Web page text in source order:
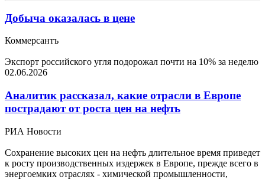
Добыча оказалась в цене
Коммерсантъ
Экспорт российского угля подорожал почти на 10% за неделю
02.06.2026
Аналитик рассказал, какие отрасли в Европе
пострадают от роста цен на нефть
РИА Новости
Сохранение высоких цен на нефть длительное время приведет
к росту производственных издержек в Европе, прежде всего в
энергоемких отраслях - химической промышленности,